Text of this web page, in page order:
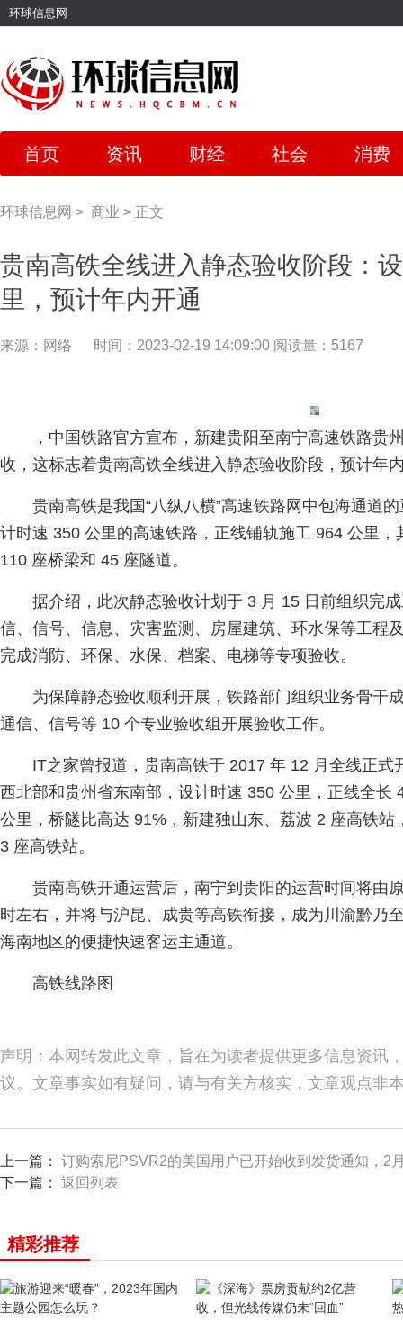
环球信息网
首页 资讯 财经 社会 消费
环球信息网 > 商业 > 正文
贵南高铁全线进入静态验收阶段：
里，预计年内开通
来源：网络 时间：2023-02-19 14:09:00 阅读量：5167
，中国铁路官方宣布，新建贵阳至南宁高速铁路贵
收，这标志着贵南高铁全线进入静态验收阶段，预计年
贵南高铁是我国“八纵八横”高速铁路网中包海通道
计时速 350 公里的高速铁路，正线铺轨施工 964 公里
110 座桥梁和 45 座隧道。
据介绍，此次静态验收计划于 3 月 15 日前组织完
信、信号、信息、灾害监测、房屋建筑、环水保等工程
完成消防、环保、水保、档案、电梯等专项验收。
为保障静态验收顺利开展，铁路部门组织业务骨干
通信、信号等 10 个专业验收组开展验收工作。
IT之家曾报道，贵南高铁于 2017 年 12 月全线正式
西北部和贵州省东南部，设计时速 350 公里，正线全长
公里，桥隧比高达 91%，新建独山东、荔波 2 座高铁
3 座高铁站。
贵南高铁开通运营后，南宁到贵阳的运营时间将由
时左右，并将与沪昆、成贵等高铁衔接，成为川渝黔乃
海南地区的便捷快速客运主通道。
高铁线路图
声明：本网转发此文章，旨在为读者提供更多信息资讯
议。文章事实如有疑问，请与有关方核实，文章观点非
上一篇： 订购索尼PSVR2的美国用户已开始收到发货通知，2
下一篇： 返回列表
精彩推荐